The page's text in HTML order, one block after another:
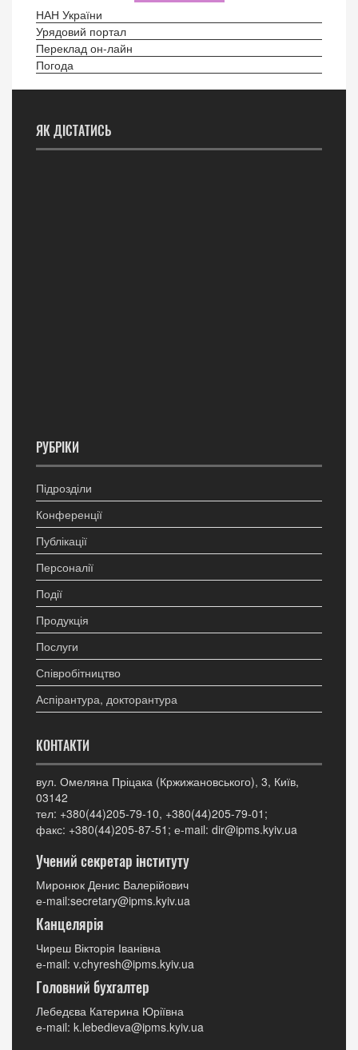
НАН України
Урядовий портал
Переклад он-лайн
Погода
ЯК ДІСТАТИСЬ
РУБРІКИ
Підрозділи
Конференції
Публікації
Персоналії
Події
Продукція
Послуги
Співробітництво
Аспірантура, докторантура
КОНТАКТИ
вул. Омеляна Пріцака (Кржижановського), 3, Київ,
03142
тел: +380(44)205-79-10, +380(44)205-79-01;
факс: +380(44)205-87-51; е-mail: dir@ipms.kyiv.ua
Учений секретар інституту
Миронюк Денис Валерійович
е-mail:secretary@ipms.kyiv.ua
Канцелярія
Чиреш Вікторія Іванівна
е-mail: v.chyresh@ipms.kyiv.ua
Головний бухгалтер
Лебедєва Катерина Юріївна
е-mail: k.lebedieva@ipms.kyiv.ua